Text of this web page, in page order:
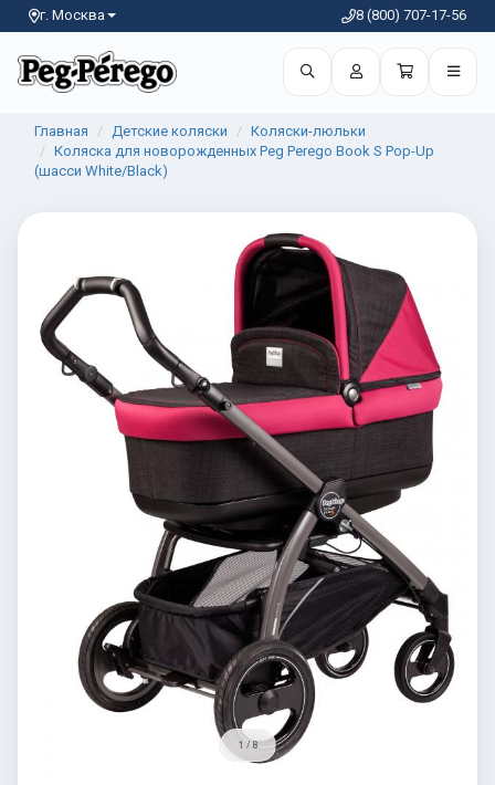
г. Москва 8 (800) 707-17-56
Главная Детские коляски
Коляски-люльки
Коляска для новорожденных Peg Perego Book S Pop-Up
(шасси White/Black)
1 / 8